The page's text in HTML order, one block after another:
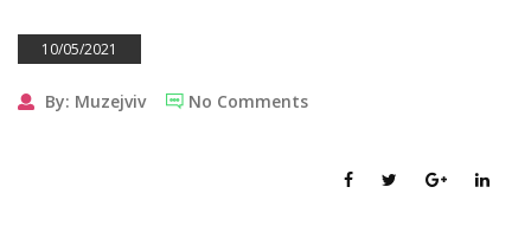
10/05/2021
By: Muzejviv No Comments